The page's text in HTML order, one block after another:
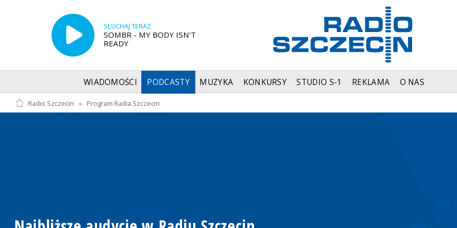
SŁUCHAJ TERAZ
SOMBR - MY BODY ISN'T
READY
WIADOMOŚCI PODCASTY MUZYKA KONKURSY STUDIO S-1 REKLAMA O NAS
Radio Szczecin » Program Radia Szczecin